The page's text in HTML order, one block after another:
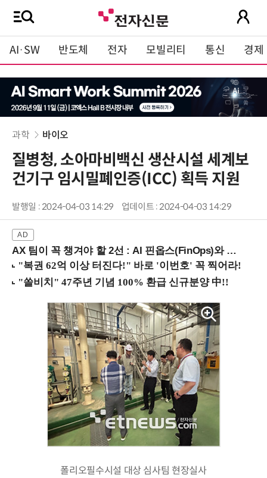
AI·SW 반도체 전자 모빌리티 통신 경제
과학 바이오
질병청, 소아마비백신 생산시설 세계보
건기구 임시밀폐인증(ICC) 획득 지원
발행일 : 2024-04-03 14:29 업데이트 : 2024-04-03 14:29
AX 팀이 꼭 챙겨야 할 2선 : AI 핀옵스(FinOps)와 토큰 거버넌스 (8/21 잠실역)
폴리오필수시설 대상 심사팀 현장실사